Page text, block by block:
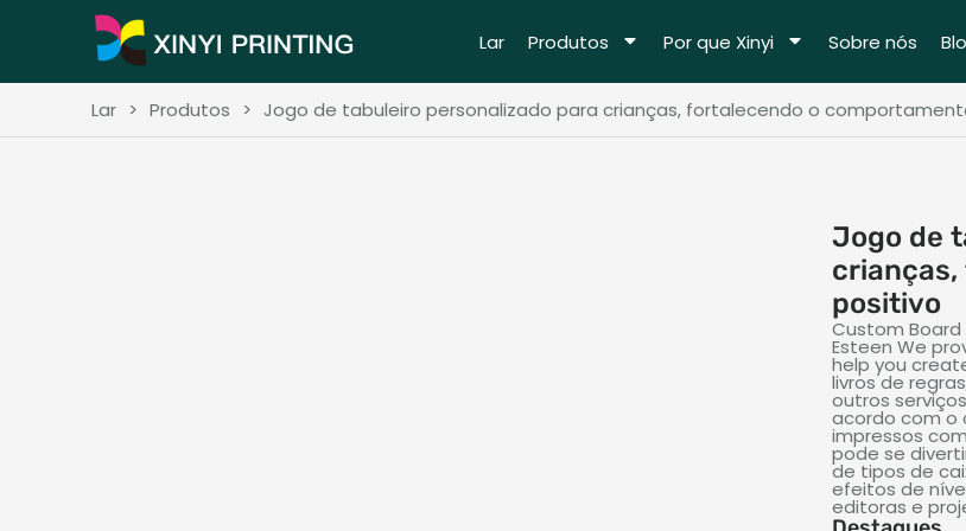
Lar Produtos Por que Xinyi Sobre nós
Lar > Produtos > Jogo de tabuleiro personalizado para crianças, fortalecendo o
Jogo de
positivo
Custom
Esteen We
help you
livros de
outros
acordo com o
impressos
pode se
de tipos de
efeitos de
editoras e